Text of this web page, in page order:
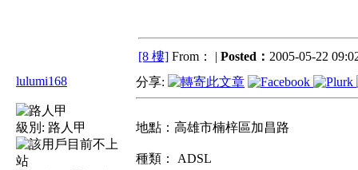
[8 樓] From： | Posted： 2005-05-22
lulumi168
級別: 路人甲
分享:
地點：高雄市楠梓區加昌路
種類： ADSL